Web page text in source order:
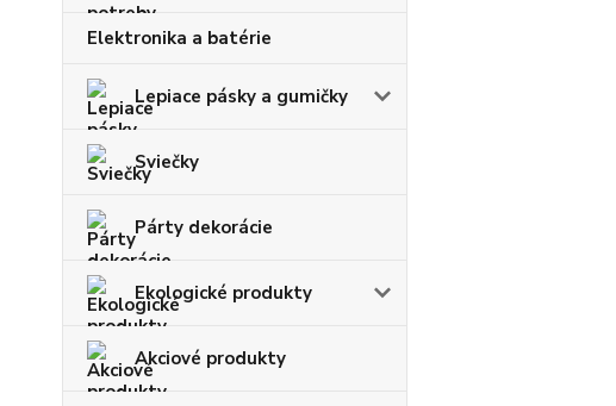
Elektronika a batérie
Lepiace pásky a gumičky
Sviečky
Párty dekorácie
Ekologické produkty
Akciové produkty